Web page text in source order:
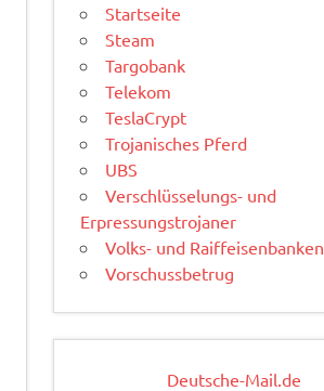
Startseite
Steam
Targobank
Telekom
TeslaCrypt
Trojanisches Pferd
UBS
Verschlüsselungs- und
Erpressungstrojaner
Volks- und Raiffeisenbanken
Vorschussbetrug
Deutsche-Mail.de